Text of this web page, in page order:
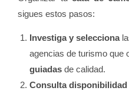
sigues estos pasos:
Investiga y selecciona
agencias de turismo que
guiadas de calidad.
Consulta disponibilidad